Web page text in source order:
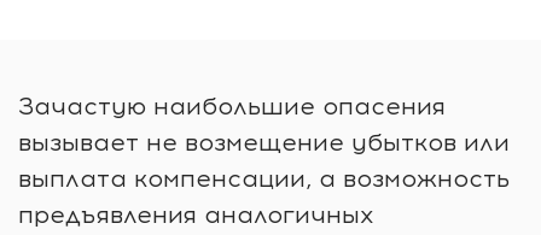
Зачастую наибольшие опасения
вызывает не возмещение убытков или
выплата компенсации, а возможность
предъявления аналогичных